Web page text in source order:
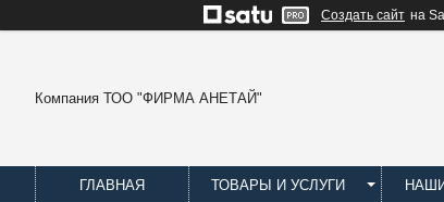
Создать сайт на
Компания ТОО "ФИРМА АНЕТАЙ"
ГЛАВНАЯ ТОВАРЫ И УСЛУГИ